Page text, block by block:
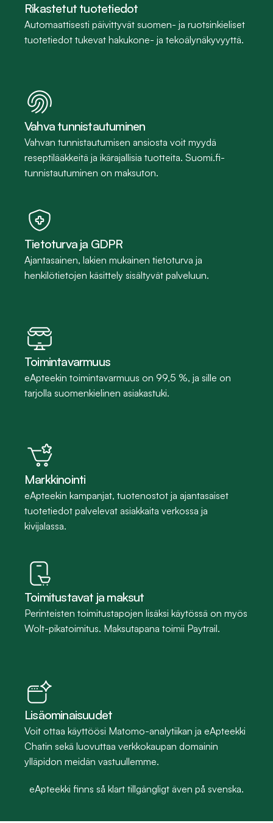
Rikastetut tuotetiedot
Automaattisesti päivittyvät suomen- ja ruotsinkieliset
tuotetiedot tukevat hakukone- ja tekoälynäkyvyyttä.
Vahva tunnistautuminen
Vahvan tunnistautumisen ansiosta voit myydä
reseptilääkkeitä ja ikärajallisia tuotteita. Suomi.fi-
tunnistautuminen on maksuton.
Tietoturva ja GDPR
Ajantasainen, lakien mukainen tietoturva ja
henkilötietojen käsittely sisältyvät palveluun.
Toimintavarmuus
eApteekin toimintavarmuus on 99,5 %, ja sille on
tarjolla suomenkielinen asiakastuki.
Markkinointi
eApteekin kampanjat, tuotenostot ja ajantasaiset
tuotetiedot palvelevat asiakkaita verkossa ja
kivijalassa.
Toimitustavat ja maksut
Perinteisten toimitustapojen lisäksi käytössä on myös
Wolt-pikatoimitus. Maksutapana toimii Paytrail.
Lisäominaisuudet
Voit ottaa käyttöösi Matomo-analytiikan ja eApteekki
Chatin sekä luovuttaa verkkokaupan domainin
ylläpidon meidän vastuullemme.
eApteekki finns så klart tillgängligt även på svenska.